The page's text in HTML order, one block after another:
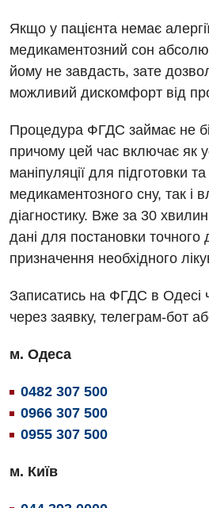
Вакцинація
Гастроентерологія
Дерматовенерологія
Дієтологія
Ендокринологія
Кардіологія
Медична психологія
Онкологічне відділлення
Оториноларингологія
Офтальмологічне відділення
Якщо у пацієнта немає
медикаментозний сон
йому не завдасть, зате
можливий дискомфорт від
Процедура ФГДС займає не
причому цей час включає як
маніпуляції для підготовки
медикаментозного сну, так і
діагностику. Вже за 30
дані для постановки точного
призначення необхідного
Записатись на ФГДС в Одесі
через заявку, телеграм-бот
м. Одеса
0482 307 500
0966 307 500
0955 307 500
м. Київ